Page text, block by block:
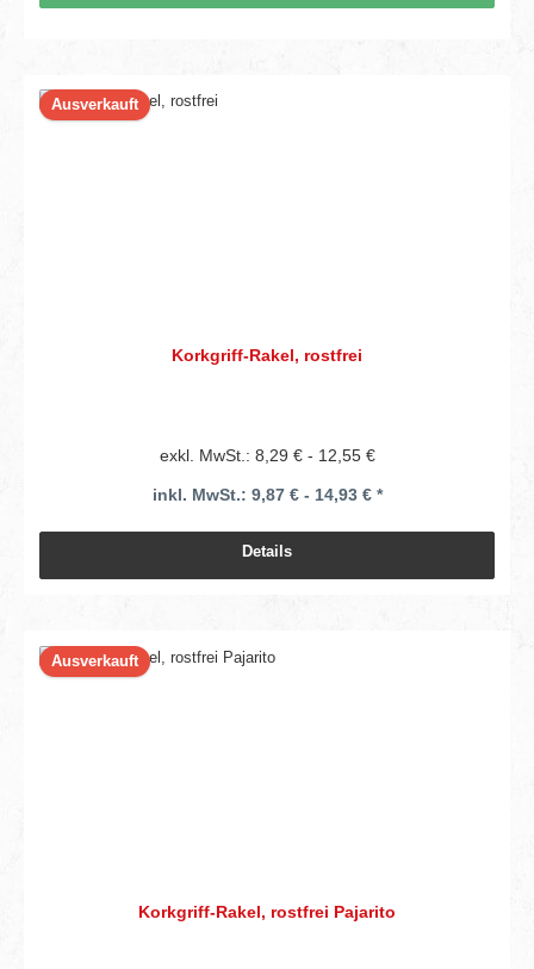
Ausverkauft
Korkgriff-Rakel, rostfrei
exkl. MwSt.: 8,29 € - 12,55 €
inkl. MwSt.: 9,87 € - 14,93 € *
Details
Ausverkauft
Korkgriff-Rakel, rostfrei Pajarito